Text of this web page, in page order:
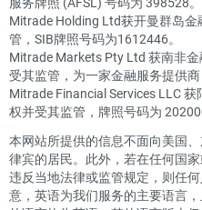
Mitrade Holding Ltd获开曼群岛
管，SIB牌照号码为1612446。
Mitrade Markets Pty Ltd 获南非
受其监管，为一家金融服务提供商
Mitrade Financial Services LLC
权并受其监管，牌照号码为
本网站所提供的信息不面向美国
律宾的居民。此外，若在任何国
违反当地法律或监管规定，则任
意，英语为我们服务的主要语言